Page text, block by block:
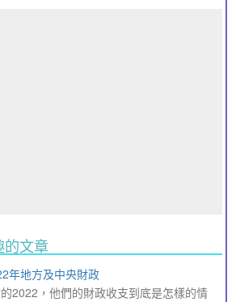
的文章
年地方及中央財政
2022，他們的財政收支到底是怎樣的情